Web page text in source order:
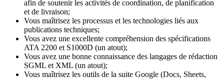
afin de soutenir les activités de coordination, de planification
et de livraison;
Vous maîtrisez les processus et les technologies liés aux
publications techniques;
Vous avez une excellente compréhension des spécifications
ATA 2200 et S1000D (un atout);
Vous avez une bonne connaissance des langages de rédaction
SGML et XML (un atout);
Vous maîtrisez les outils de la suite Google (Docs, Sheets,